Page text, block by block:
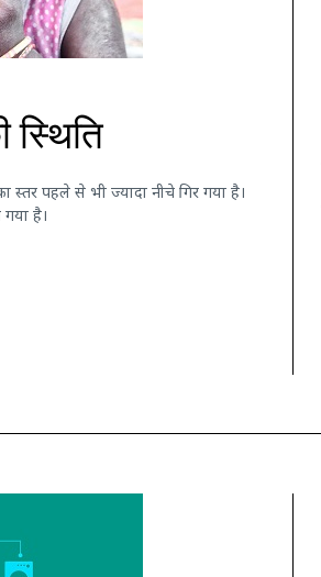
पहले से भी ज्यादा नीचे गिर गया है।
है।